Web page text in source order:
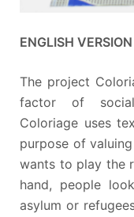
ENGLISH VERSION
The project
factor of social
Coloriage uses
purpose of
wants to play the
hand, people
asylum or